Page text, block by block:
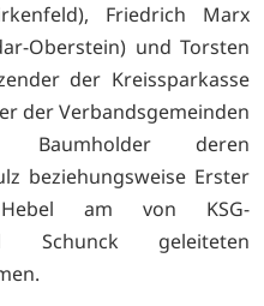
Friedrich Marx
Oberstein) und Torsten
der Kreissparkasse
der Verbandsgemeinden
Baumholder deren
beziehungsweise Erster
Hebel am von KSG-
Schunck geleiteten